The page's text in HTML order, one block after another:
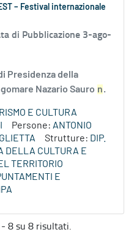
– Festival internazionale
di Pubblicazione 3-ago-
Presidenza della
Nazario Sauro n.
E CULTURA
Persone: ANTONIO
Strutture: DIP.
DELLA CULTURA E
TERRITORIO
E
8 su 8 risultati.